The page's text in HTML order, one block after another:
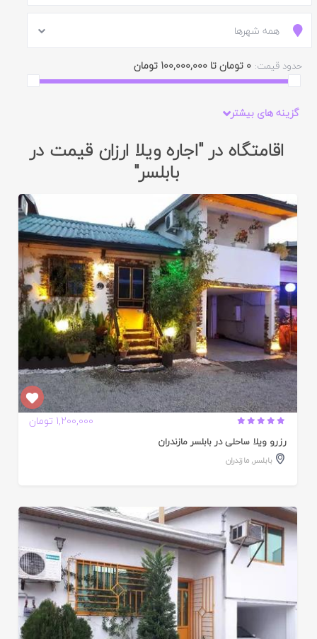
همه شهرها
حدود قیمت: 0 تومان تا 100,000,000 تومان
گزینه های بیشتر
اقامتگاه در "اجاره ویلا ارزان قیمت در
بابلسر"
1,200,000 تومان
رزرو ویلا ساحلی در بابلسر مازندران
بابلسر,مازندران